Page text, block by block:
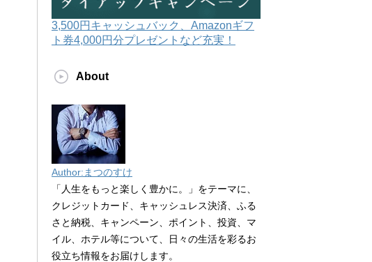
3,500円キャッシュバック、Amazonギフ
ト券4,000円分プレゼントなど充実！
About
Author:まつのすけ
「人生をもっと楽しく豊かに。」をテーマに、
クレジットカード、キャッシュレス決済、ふる
さと納税、キャンペーン、ポイント、投資、マ
イル、ホテル等について、日々の生活を彩るお
役立ち情報をお届けします。